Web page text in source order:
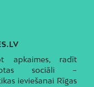
apkaimes, radīt
sociāli –
ieviešanai Rīgas